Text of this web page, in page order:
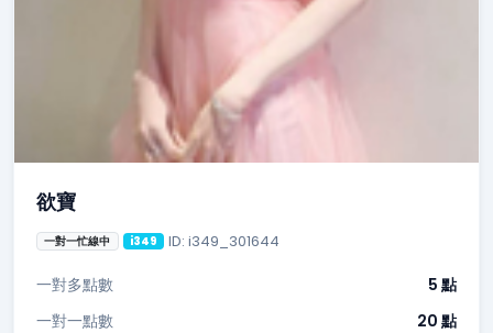
欲寶
一對一忙線中 i349 ID: i349_301644
一對多點數
5 點
一對一點數
20 點